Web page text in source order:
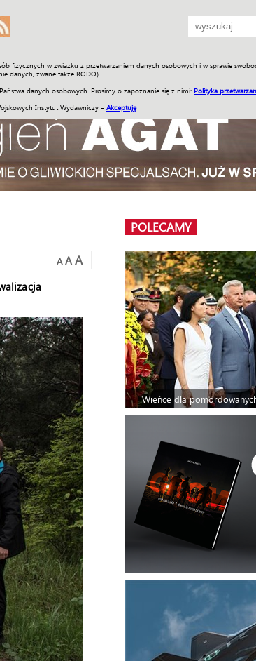
fizycznych w związku z przetwarzaniem danych osobowych i w sprawie
danych, zwane także RODO).
danych osobowych. Prosimy o zapoznanie się z nimi: Polityka
Instytut Wydawniczy – Akceptuję
Wideo ENGLISH SKLEP Jednodniówki
A A A
POLECAMY
Wieńce dla